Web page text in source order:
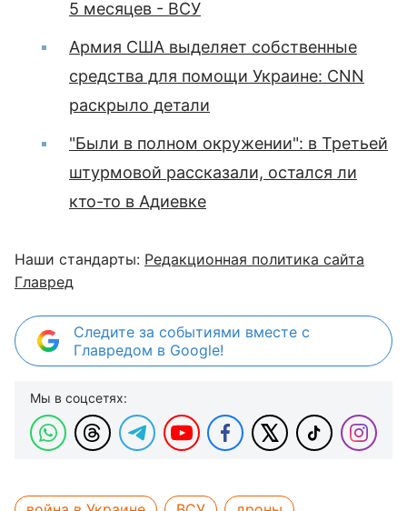
5 месяцев - ВСУ
Армия США выделяет собственные
средства для помощи Украине: CNN
раскрыло детали
"Были в полном окружении": в Третьей
штурмовой рассказали, остался ли
кто-то в Адиевке
Наши стандарты: Редакционная политика сайта
Главред
Следите за событиями вместе с
Главредом в Google!
Мы в соцсетях: